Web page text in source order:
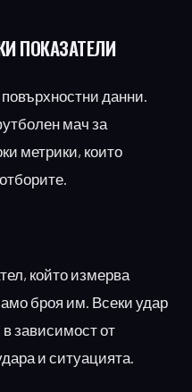
ПОКАЗАТЕЛИ
данни.
мач за
метрики, които
който измерва
броя им. Всеки удар
в зависимост от
и ситуацията.